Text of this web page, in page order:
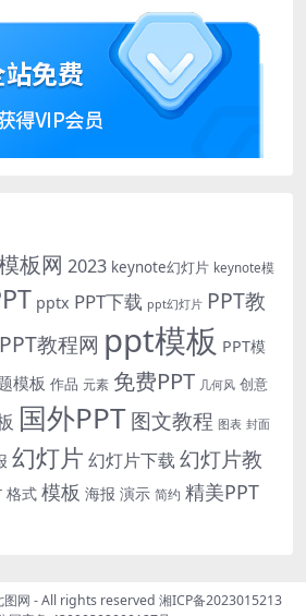
板网 2023 keynote幻灯片 keynote模
pptx PPT下载 ppt幻灯片 PPT教
PPT教程网 ppt模板 PPT模
模板 作品 元素 免费PPT 几何风 创意
国外PPT图文教程 图表 封面
幻灯片 幻灯片下载 幻灯片教
格式 模板 海报 演示 简约 精美PPT
图网 - All rights reserved 湘ICP备2023015213